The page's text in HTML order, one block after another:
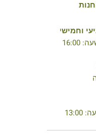
וחמישי